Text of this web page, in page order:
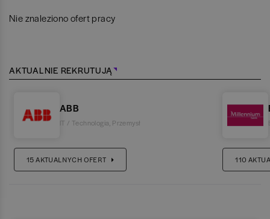
Nie znaleziono ofert pracy
AKTUALNIE REKRUTUJĄ
ABB
IT / Technologia Przemysł
15AKTUALNYCH OFERT 110